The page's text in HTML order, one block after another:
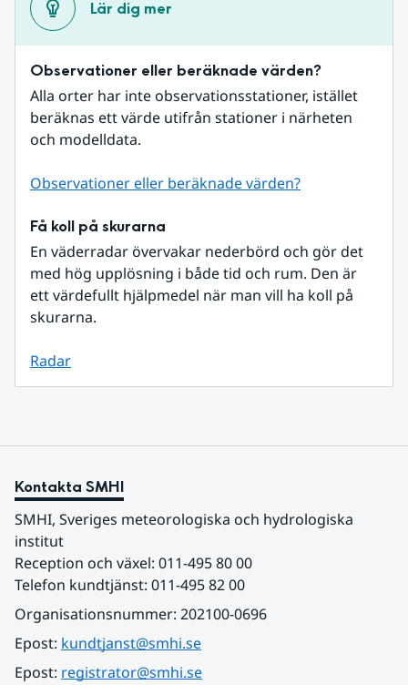
Lär dig mer
Observationer eller beräknade värden?
Alla orter har inte observationsstationer, istället
beräknas ett värde utifrån stationer i närheten
och modelldata.
Observationer eller beräknade värden?
Få koll på skurarna
En väderradar övervakar nederbörd och gör det
med hög upplösning i både tid och rum. Den är
ett värdefullt hjälpmedel när man vill ha koll på
skurarna.
Radar
Kontakta SMHI
SMHI, Sveriges meteorologiska och hydrologiska
institut
Reception och växel: 011-495 80 00
Telefon kundtjänst: 011-495 82 00
Organisationsnummer: 202100-0696
Epost: kundtjanst@smhi.se
Epost: registrator@smhi.se